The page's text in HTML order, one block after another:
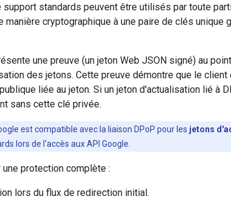
standards peuvent être utilisés par toute
cryptographique à une paire de clés unique
une preuve (un jeton Web JSON signé) au
des jetons. Cette preuve démontre que le
liée au jeton. Si un jeton d'actualisation lié à
sans cette clé privée.
est compatible avec la liaison DPoP pour les jetons
lors de l'accès aux API Google.
protection complète :
lors du flux de redirection initial.